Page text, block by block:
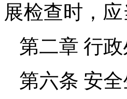
展检查时，
第二章 行
第六条 安